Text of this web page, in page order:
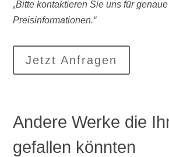
„Bitte kontaktieren Sie uns für genaue
Preisinformationen.“
Jetzt Anfragen
Andere Werke die
gefallen könnten